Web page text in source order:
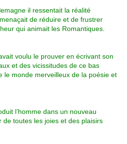
il ressentait la réalité
de réduire et de frustrer
qui animait les Romantiques.
voulu le prouver en écrivant son
et des vicissitudes de ce bas
le monde merveilleux de la poésie et
l’homme dans un nouveau
de toutes les joies et des plaisirs